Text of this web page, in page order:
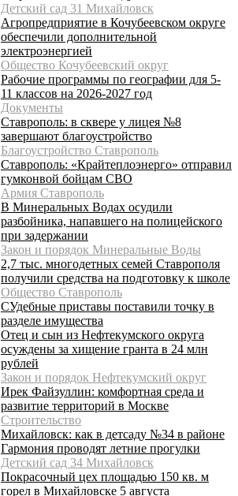
Детский сад 31 Михайловск
Агропредприятие в Кочубеевском округе
обеспечили дополнительной
электроэнергией
Общество Кочубеевский округ
Рабочие программы по географии для 5-
11 классов на 2026-2027 год
Документы
Ставрополь: в сквере у лицея №8
завершают благоустройство
Благоустройство Ставрополь
Ставрополь: «Крайтеплоэнерго» отправил
гумконвой бойцам СВО
Армия Ставрополь
В Минеральных Водах осудили
разбойника, напавшего на полицейского
при задержании
Закон и порядок Минеральные Воды
2,7 тыс. многодетных семей Ставрополя
получили средства на подготовку к школе
Общество Ставрополь
СУдебные приставы поставили точку в
разделе имущества
Отец и сын из Нефтекумского округа
осуждены за хищение гранта в 24 млн
рублей
Закон и порядок Нефтекумский округ
Ирек Файзуллин: комфортная среда и
развитие территорий в Москве
Строительство
Михайловск: как в детсаду №34 в районе
Гармония проводят летние прогулки
Детский сад 34 Михайловск
Покрасочный цех площадью 150 кв. м
горел в Михайловске 5 августа